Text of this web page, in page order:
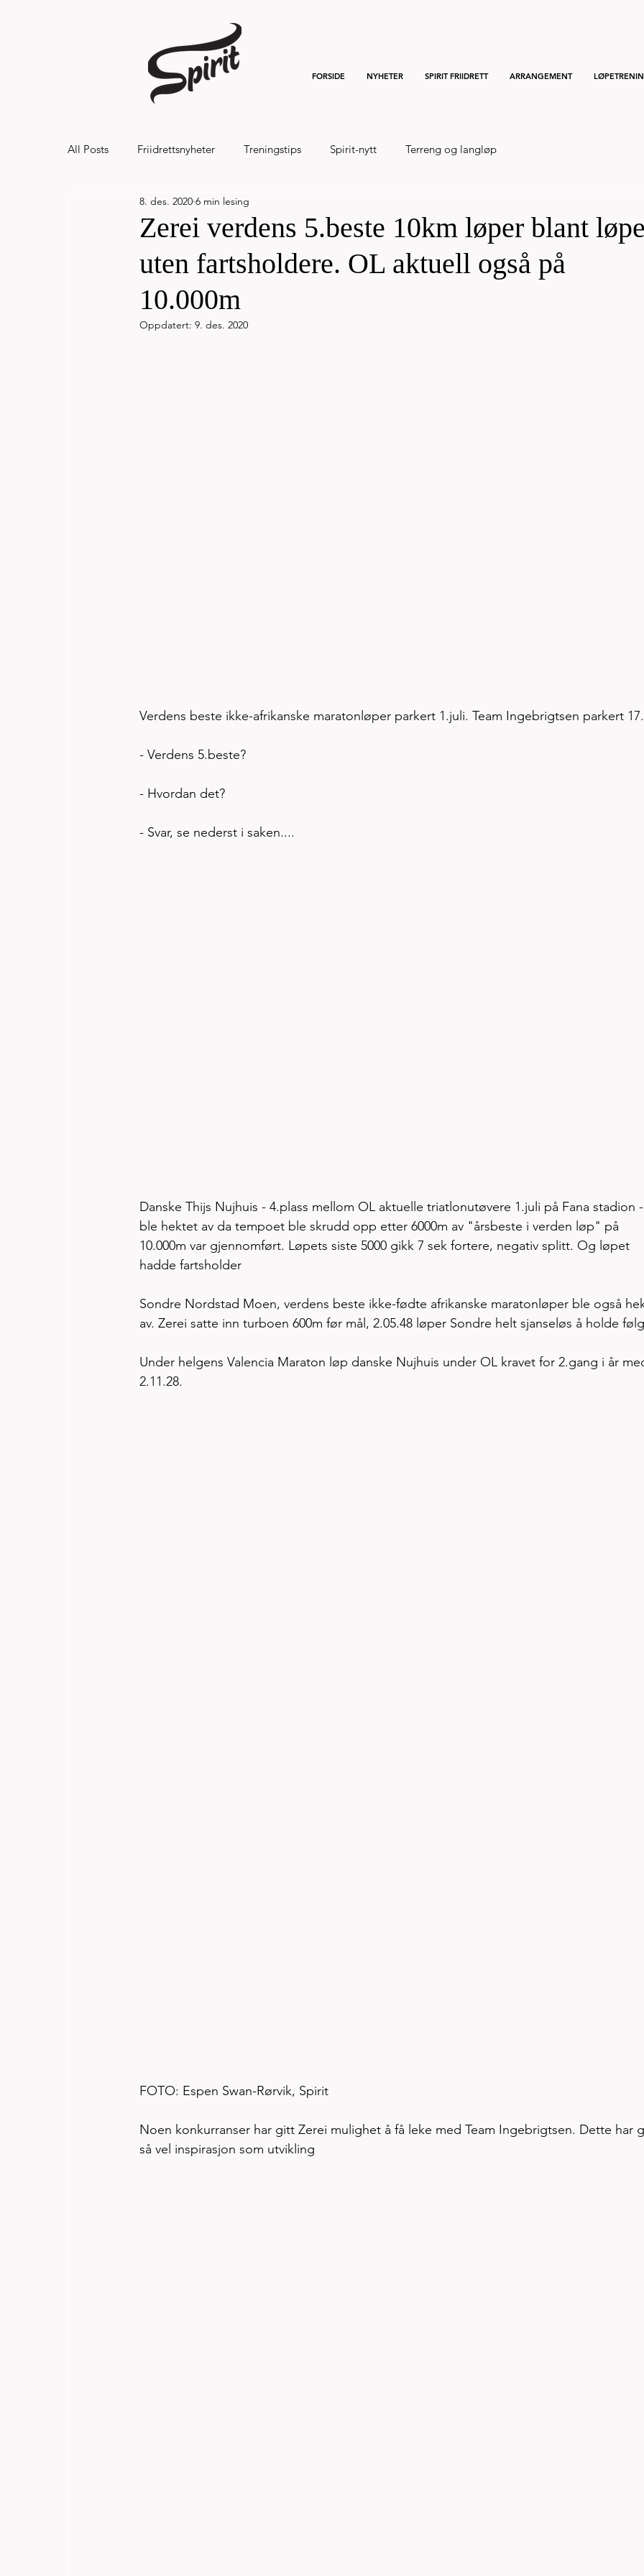
FORSIDE NYHETER SPIRIT FRIIDRETT ARRANGEMENT
All Posts Friidrettsnyheter Treningstips Spirit-nytt Terreng og langløp
Hålandsvannet halvmaraton og 7km 20
Zerei verdens 5.beste 10km løper blant
uten fartsholdere. OL aktuell også på
10.000m
8. des. 2020 6 min lesing
Oppdatert: 9. des. 2020
Verdens beste ikke-afrikanske maratonløper parkert 1.juli. Team Ingebrigtsen parkert
- Verdens 5.beste?
- Hvordan det?
- Svar, se nederst i saken....
Danske Thijs Nujhuis - 4.plass mellom OL aktuelle triatlonutøvere 1.juli på Fana
ble hektet av da tempoet ble skrudd opp etter 6000m av "årsbeste i verden løp" på
10.000m var gjennomført. Løpets siste 5000 gikk 7 sek fortere, negativ splitt. Og løpet
hadde fartsholder
Sondre Nordstad Moen, verdens beste ikke-fødte afrikanske maratonløper ble også
av. Zerei satte inn turboen 600m før mål, 2.05.48 løper Sondre helt sjanseløs å holde
Under helgens Valencia Maraton løp danske Nujhuis under OL kravet for 2.gang i år
2.11.28.
FOTO: Espen Swan-Rørvik, Spirit
Noen konkurranser har gitt Zerei mulighet å få leke med Team Ingebrigtsen. Dette har
så vel inspirasjon som utvikling